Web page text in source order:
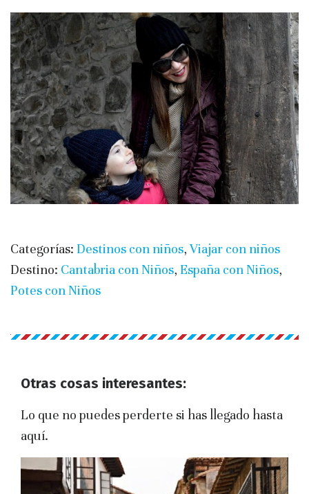
Categorías: Destinos con niños, Viajar con niños
Destino: Cantabria con Niños, España con Niños,
Potes con Niños
Otras cosas interesantes:
Lo que no puedes perderte si has llegado hasta
aquí.